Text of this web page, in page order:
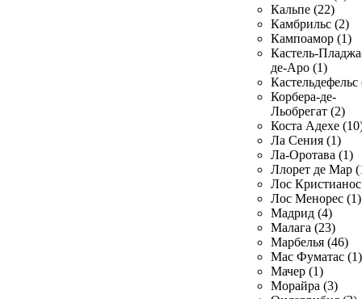
Кальпе (22)
Камбрильс (2)
Кампоамор (1)
Кастель-
де-Аро (1)
Кастельдефельс
Корбера-де-
Льобрегат (2)
Коста Адехе
Ла Сения (1)
Ла-Оротава (1)
Ллорет де Мар
Лос
Лос Менорес (1)
Мадрид (4)
Малага (23)
Марбелья (46)
Мас Фуматас (1)
Мачер (1)
Морайра (3)